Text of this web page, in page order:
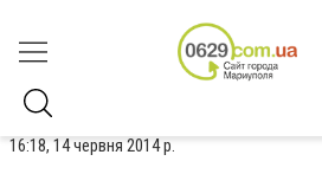
16:18, 14 червня 2014 р.